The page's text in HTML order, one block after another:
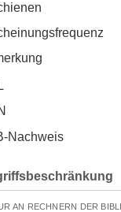
Nachweis
AN RECHNERN DER